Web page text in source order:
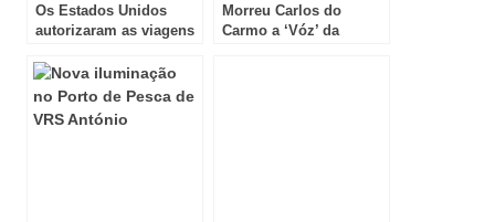
Os Estados Unidos
autorizaram as viagens
Morreu Carlos do
Carmo a ‘Vóz’ da